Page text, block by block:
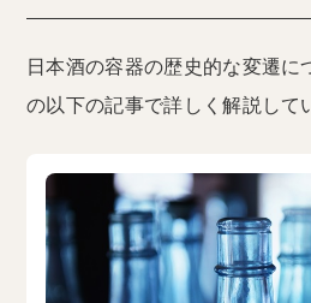
日本酒の容器の歴史的な変遷に
の以下の記事で詳しく解説して